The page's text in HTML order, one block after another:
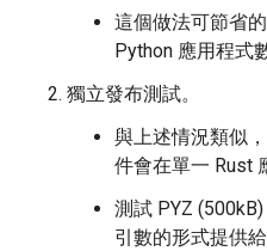
這個做法可節省
Python 應用程式
獨立發布測試。
與上述情況類似
件會在單一 Rust
測試 PYZ
引數的形式提供